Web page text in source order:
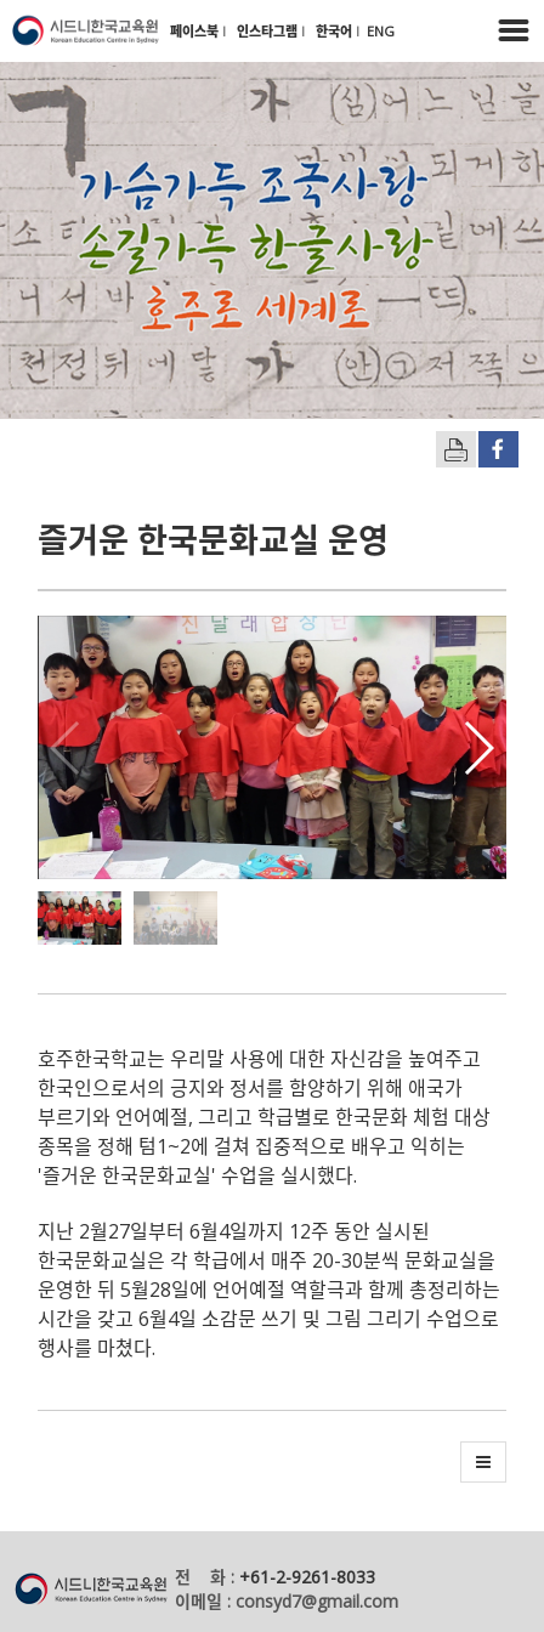
페이스북 l 인스타그램 l 한국어 l ENG
즐거운 한국문화교실 운영
호주한국학교는 우리말 사용에 대한 자신감을 높여주고
한국인으로서의 긍지와 정서를 함양하기 위해 애국가
부르기와 언어예절, 그리고 학급별로 한국문화 체험 대상
종목을 정해 텀1~2에 걸쳐 집중적으로 배우고 익히는
'즐거운 한국문화교실' 수업을 실시했다.
지난 2월27일부터 6월4일까지 12주 동안 실시된
한국문화교실은 각 학급에서 매주 20-30분씩 문화교실을
운영한 뒤 5월28일에 언어예절 역할극과 함께 총정리하는
시간을 갖고 6월4일 소감문 쓰기 및 그림 그리기 수업으로
행사를 마쳤다.
전 화 : +61-2-9261-8033
이메일 : consyd7@gmail.com